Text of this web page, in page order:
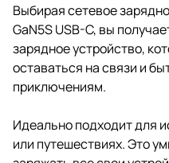
Выбирая сетевое
GaN5S USB-C, вы
зарядное устройство,
оставаться на связи и
приключениям.
Идеально подходит для
или путешествиях. Это